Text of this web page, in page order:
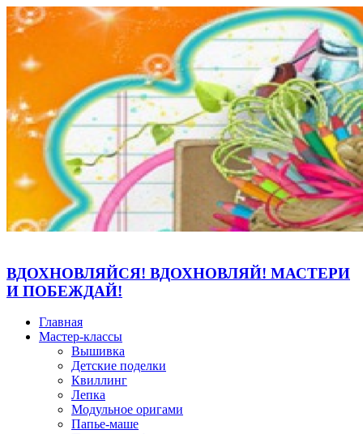
ВДОХНОВЛЯЙСЯ! ВДОХНОВЛЯЙ! МАСТЕРИ
И ПОБЕЖДАЙ!
Главная
Мастер-классы
Вышивка
Детские поделки
Квиллинг
Лепка
Модульное оригами
Папье-маше